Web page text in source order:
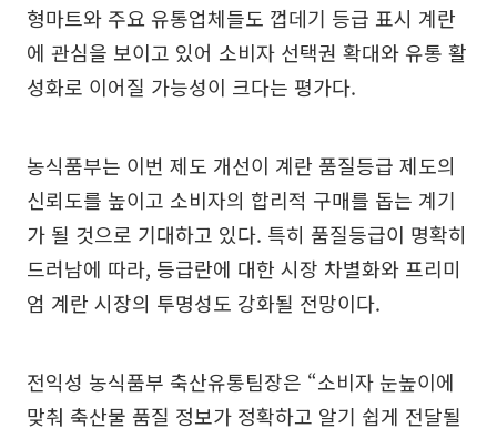
형마트와 주요 유통업체들도 껍데기 등급 표시 계란
에 관심을 보이고 있어 소비자 선택권 확대와 유통 활
성화로 이어질 가능성이 크다는 평가다.
농식품부는 이번 제도 개선이 계란 품질등급 제도의
신뢰도를 높이고 소비자의 합리적 구매를 돕는 계기
가 될 것으로 기대하고 있다. 특히 품질등급이 명확히
드러남에 따라, 등급란에 대한 시장 차별화와 프리미
엄 계란 시장의 투명성도 강화될 전망이다.
전익성 농식품부 축산유통팀장은 “소비자 눈높이에
맞춰 축산물 품질 정보가 정확하고 알기 쉽게 전달될